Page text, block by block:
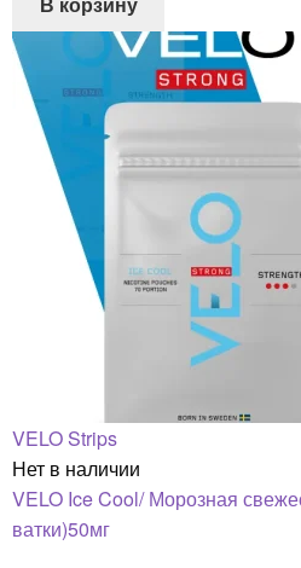
VELO Strips
Нет в наличии
VELO Ice Cool/ Морозная
ватки)50мг